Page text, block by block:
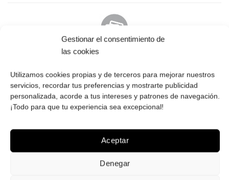
Gestionar el consentimiento de
las cookies
Utilizamos cookies propias y de terceros para mejorar nuestros
servicios, recordar tus preferencias y mostrarte publicidad
personalizada, acorde a tus intereses y patrones de navegación.
¡Todo para que tu experiencia sea excepcional!
Aceptar
Denegar
PAGO SEGURO
Tú eliges cómo pagar tus Roberto: Tarjeta, Pay Pal o contra
reembolso.
ENVÍOS GRATIS
Consulta aquítoda la info relativa a envíos.